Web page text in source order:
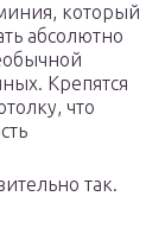
который
абсолютно
Крепятся
что
так.